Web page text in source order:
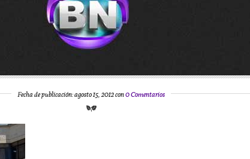
Fecha de publicación: agosto 15, 2012 con0 Comentarios